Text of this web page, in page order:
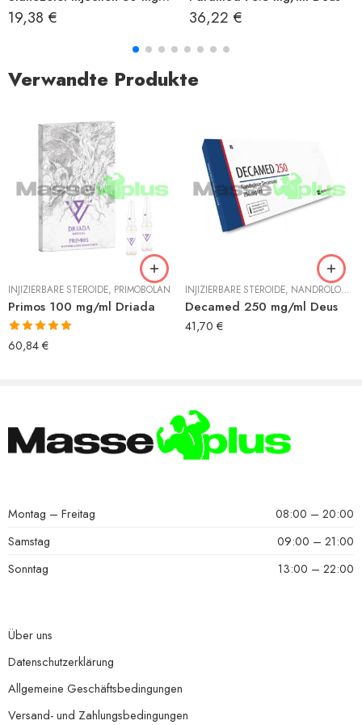
19,38 € 36,22 €
Verwandte Produkte
INJIZIERBARE STEROIDE, PRIMOBOLAN
Primos 100 mg/ml Driada
Bewertet mit
5.00von 5
60,84€
INJIZIERBARE STEROIDE, NANDROLON
Decamed 250 mg/ml Deus
41,70 €
Montag – Freitag
08:00 – 20:00
Samstag
09:00 – 21:00
Sonntag
13:00 – 22:00
Über uns
Datenschutzerklärung
Allgemeine Geschäftsbedingungen
Versand- und Zahlungsbedingungen